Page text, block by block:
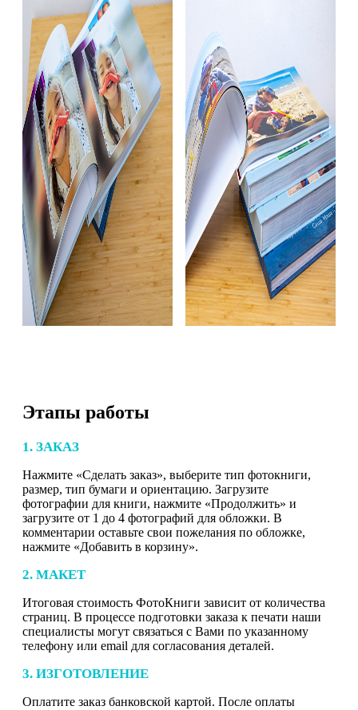
Этапы работы
1. ЗАКАЗ
Нажмите «Сделать заказ», выберите тип фотокниги,
размер, тип бумаги и ориентацию. Загрузите
фотографии для книги, нажмите «Продолжить» и
загрузите от 1 до 4 фотографий для обложки. В
комментарии оставьте свои пожелания по обложке,
нажмите «Добавить в корзину».
2. МАКЕТ
Итоговая стоимость ФотоКниги зависит от количества
страниц. В процессе подготовки заказа к печати наши
специалисты могут связаться с Вами по указанному
телефону или email для согласования деталей.
3. ИЗГОТОВЛЕНИЕ
Оплатите заказ банковской картой. После оплаты